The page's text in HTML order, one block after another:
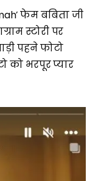
फेम बबिता जी
स्टोरी पर
पहने फोटो
को भरपूर प्यार